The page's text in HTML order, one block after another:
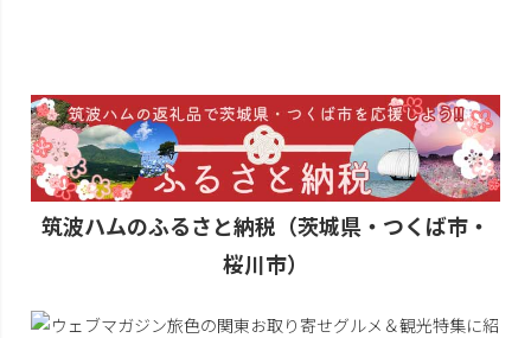
筑波ハムのふるさと納税（茨城県・つくば市・
桜川市）